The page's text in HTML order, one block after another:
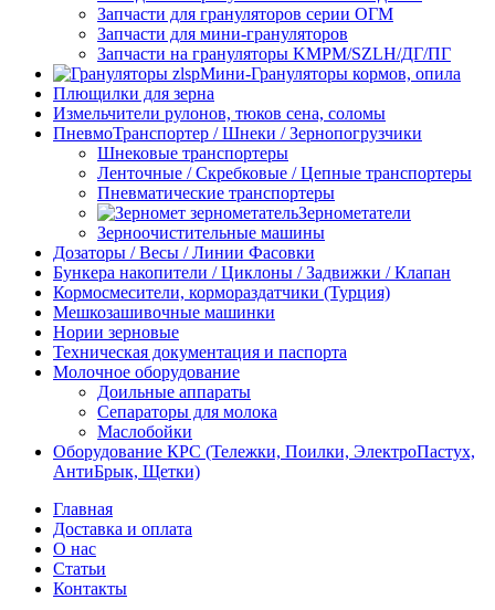
Запчасти для грануляторов серии ОГМ
Запчасти для мини-грануляторов
Запчасти на грануляторы KMPM/SZLH/ДГ/ПГ
Мини-Грануляторы кормов, опила
Плющилки для зерна
Измельчители рулонов, тюков сена, соломы
ПневмоТранспортер / Шнеки / Зернопогрузчики
Шнековые транспортеры
Ленточные / Скребковые / Цепные транспортеры
Пневматические транспортеры
Зернометатели
Зерноочистительные машины
Дозаторы / Весы / Линии Фасовки
Бункера накопители / Циклоны / Задвижки / Клапан
Кормосмесители, кормораздатчики (Турция)
Мешкозашивочные машинки
Нории зерновые
Техническая документация и паспорта
Молочное оборудование
Доильные аппараты
Сепараторы для молока
Маслобойки
Оборудование КРС (Тележки, Поилки, ЭлектроПастух,
АнтиБрык, Щетки)
Главная
Доставка и оплата
О нас
Статьи
Контакты